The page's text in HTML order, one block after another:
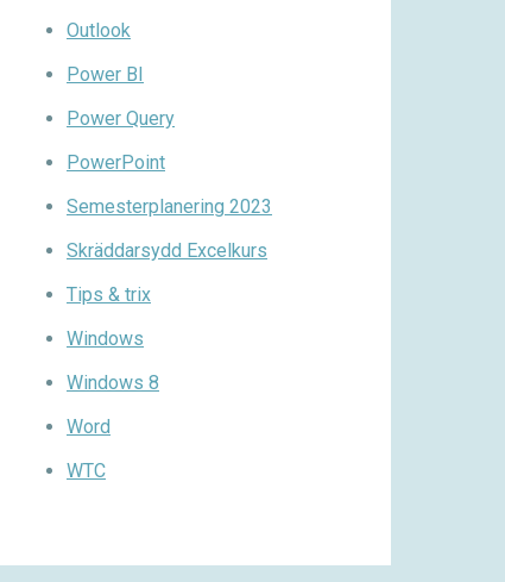
Outlook
Power BI
Power Query
PowerPoint
Semesterplanering 2023
Skräddarsydd Excelkurs
Tips & trix
Windows
Windows 8
Word
WTC